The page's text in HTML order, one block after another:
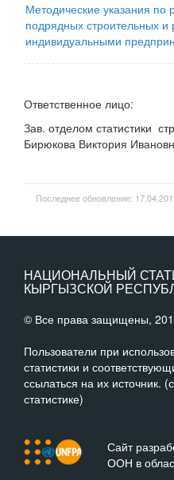
Методические указания по
подрядных строительных
индивидуальными
Ответственное лицо:
Зав. отделом статистики
Бирюкова Виктория
Последнее обновление:
НАЦИОНАЛЬНЫЙ
КЫРГЫЗСКОЙ
© Все права защищены,
Пользователи при
статистики и
ссылаться на их источник.
статистике)
Сайт
ООН в